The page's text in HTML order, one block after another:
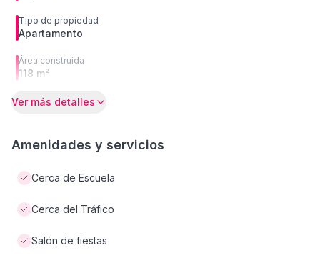
Tipo de propiedad
Apartamento
Área construida
118 m²
Ver más detalles
Amenidades y servicios
Cerca de Escuela
Cerca del Tráfico
Salón de fiestas